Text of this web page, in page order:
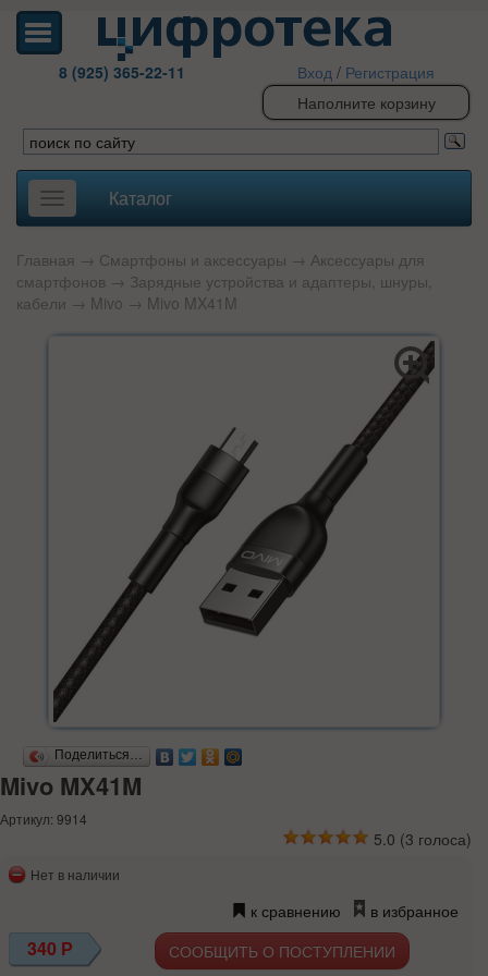
8 (925) 365-22-11 Вход / Регистрация
Наполните корзину
Toggle
navigation
Каталог
Главная → Смартфоны и аксессуары → Аксессуары для
смартфонов → Зарядные устройства и адаптеры, шнуры,
кабели → Mivo → Mivo MX41M
Поделиться…
Mivo MX41M
Артикул: 9914
5.0 (3 голоса)
Нет в наличии
к сравнению в избранное
340 Р СООБЩИТЬ О ПОСТУПЛЕНИИ